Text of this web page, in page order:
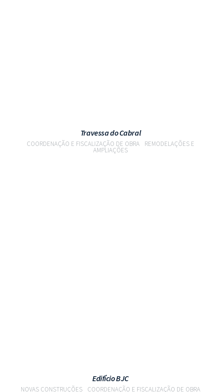
Travessa do Cabral
COORDENAÇÃO E FISCALIZAÇÃO DE OBRA REMODELAÇÕES E
AMPLIAÇÕES
Edifício BJC
NOVAS CONSTRUÇÕES COORDENAÇÃO E FISCALIZAÇÃO DE OBRA